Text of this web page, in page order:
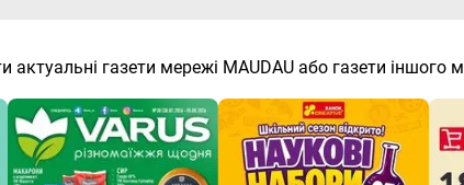
актуальні газети мережі MAUDAU або газети іншого